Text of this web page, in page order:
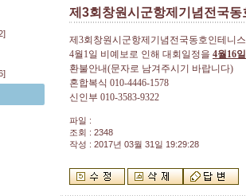
제3회창원시군항제기념전국
제 3회창원시군항제기념전국동호인테니
4월 1일 비예보로 인해 대회일정을 4월16일
환불안내(문자로 남겨주시기 바랍니다)
혼합복식 010-4446-1578
신인부 010-3583-9322
파일 :
조회 : 2348
작성 : 2017년 03월 31일 19:29:28